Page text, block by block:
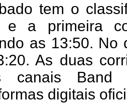
tem o
e a primeira
as 13:50. No
As duas
canais Band
digitais